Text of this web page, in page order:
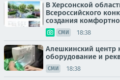
В Херсонской
Всероссийского
создания
СМИ 18:38
Алешкинский центр
оборудование и
СМИ 18:38